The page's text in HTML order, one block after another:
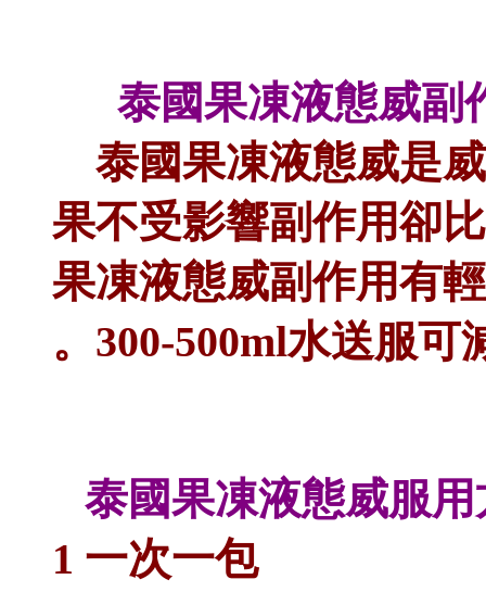
泰國果凍液態威副
泰國果凍液態威是
果不受影響副作用卻
果凍液態威副作用有
。300-500ml水送服
泰國果凍液態威服用
1 一次一包